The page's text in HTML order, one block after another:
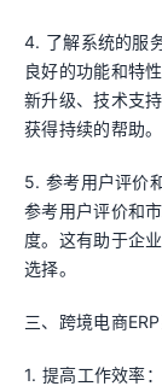
4. 了解系统的服
良好的功能和特
新升级、技术支
获得持续的帮助。
5. 参考用户评价
参考用户评价和
度。这有助于企
选择。
三、跨境电商
1. 提高工作效率